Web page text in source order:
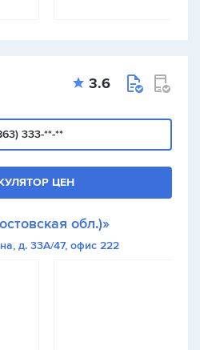
3.6
333-**-**
ЦЕН
обл.)»
д. 33А/47, офис 222